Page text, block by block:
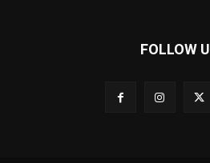
FOLLOW